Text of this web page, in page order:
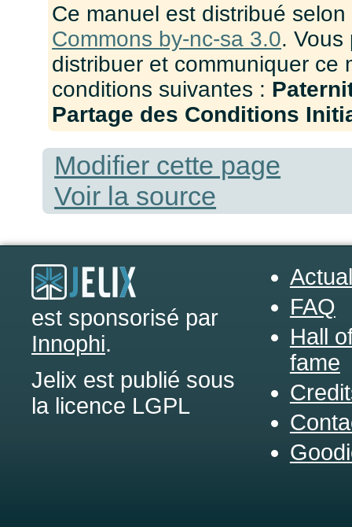
Ce manuel est distribué
Commons by-nc-sa 3.0. Vous
distribuer et communiquer ce
conditions suivantes :
Partage des Conditions
Modifier cette page
Voir la source
est sponsorisé par
Innophi.
Jelix est publié sous
la licence LGPL
FAQ
Hall
fame